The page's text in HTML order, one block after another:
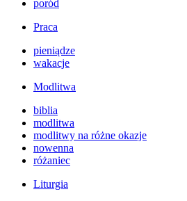
poród
Praca
pieniądze
wakacje
Modlitwa
biblia
modlitwa
modlitwy na różne okazje
nowenna
różaniec
Liturgia